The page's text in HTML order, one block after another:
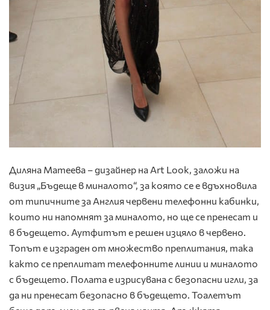
Диляна Матеева – дизайнер на Art Look, заложи на
визия „Бъдеще в миналото“, за която се е вдъхновила
от типичните за Англия червени телефонни кабинки,
които ни напомнят за миналото, но ще се пренесат и
в бъдещето. Аутфитът е решен изцяло в червено.
Топът е изграден от множество преплитания, така
както се преплитат телефонните линии и миналото
с бъдещето. Полата е изрисувана с безопасни игли, за
да ни пренесат безопасно в бъдещето. Тоалетът